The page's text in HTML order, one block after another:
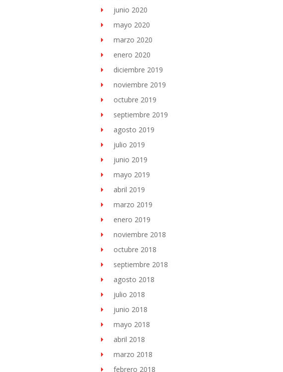
junio 2020
mayo 2020
marzo 2020
enero 2020
diciembre 2019
noviembre 2019
octubre 2019
septiembre 2019
agosto 2019
julio 2019
junio 2019
mayo 2019
abril 2019
marzo 2019
enero 2019
noviembre 2018
octubre 2018
septiembre 2018
agosto 2018
julio 2018
junio 2018
mayo 2018
abril 2018
marzo 2018
febrero 2018